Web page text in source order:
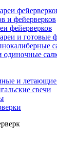
и фейерверков
фейерверков
и готовые
одиночные
и
свечи